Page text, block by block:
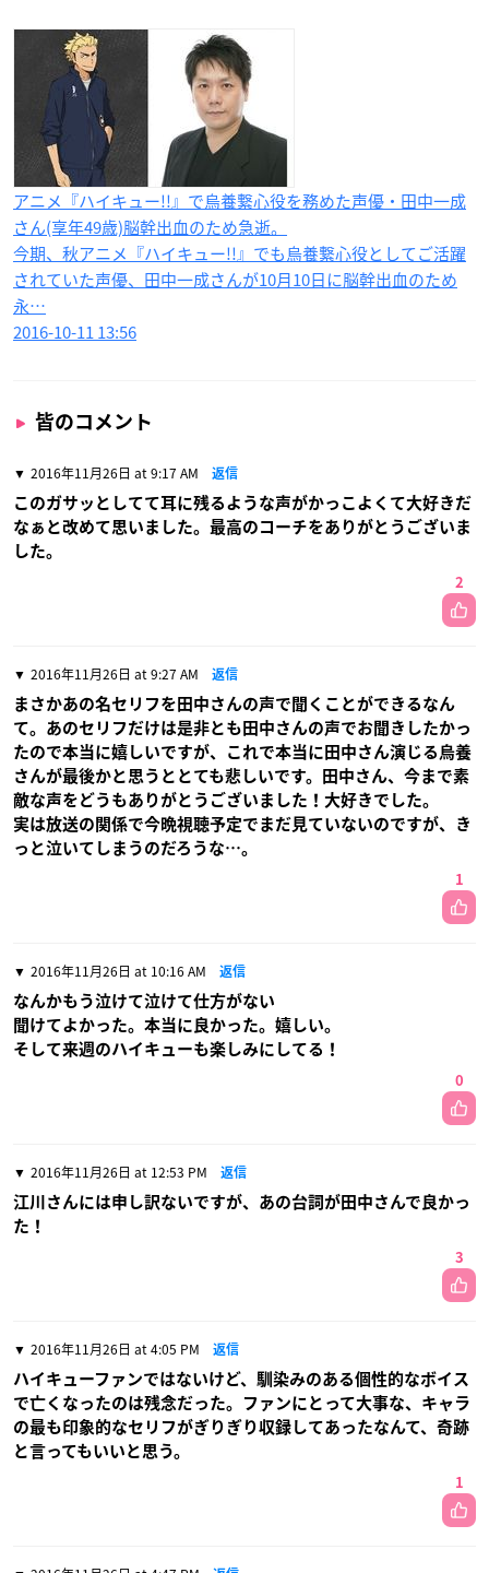
アニメ『ハイキュー!!』で烏養繋心役を務めた声優・田中一成
さん(享年49歳)脳幹出血のため急逝。
今期、秋アニメ『ハイキュー!!』でも烏養繋心役としてご活躍
されていた声優、田中一成さんが10月10日に脳幹出血のため
永…
2016-10-11 13:56
皆のコメント
2016年11月26日 at 9:17 AM 返信
このガサッとしてて耳に残るような声がかっこよくて大好きだ
なぁと改めて思いました。最高のコーチをありがとうございま
した。
2
2016年11月26日 at 9:27 AM 返信
まさかあの名セリフを田中さんの声で聞くことができるなん
て。あのセリフだけは是非とも田中さんの声でお聞きしたかっ
たので本当に嬉しいですが、これで本当に田中さん演じる烏養
さんが最後かと思うととても悲しいです。田中さん、今まで素
敵な声をどうもありがとうございました！大好きでした。
実は放送の関係で今晩視聴予定でまだ見ていないのですが、き
っと泣いてしまうのだろうな…。
1
2016年11月26日 at 10:16 AM 返信
なんかもう泣けて泣けて仕方がない
聞けてよかった。本当に良かった。嬉しい。
そして来週のハイキューも楽しみにしてる！
0
2016年11月26日 at 12:53 PM 返信
江川さんには申し訳ないですが、あの台詞が田中さんで良かっ
た！
3
2016年11月26日 at 4:05 PM 返信
ハイキューファンではないけど、馴染みのある個性的なボイス
で亡くなったのは残念だった。ファンにとって大事な、キャラ
の最も印象的なセリフがぎりぎり収録してあったなんて、奇跡
と言ってもいいと思う。
1